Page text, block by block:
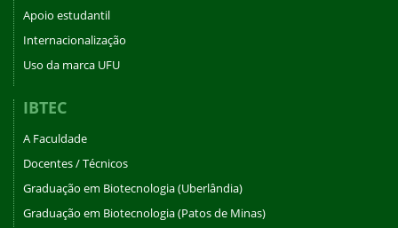
Apoio estudantil
Internacionalização
Uso da marca UFU
IBTEC
A Faculdade
Docentes / Técnicos
Graduação em Biotecnologia (Uberlândia)
Graduação em Biotecnologia (Patos de Minas)